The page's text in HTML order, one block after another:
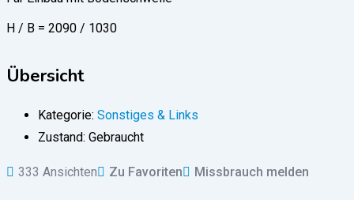
H / B = 2090 / 1030
Übersicht
Kategorie: Sonstiges & Links
Zustand: Gebraucht
333 Ansichten Zu Favoriten Missbrauch melden